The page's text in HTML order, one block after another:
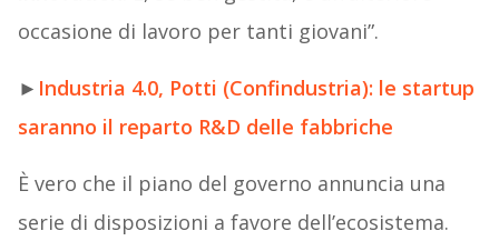
occasione di lavoro per tanti giovani”.
► Industria 4.0, Potti (Confindustria): le startup
saranno il reparto R&D delle fabbriche
È vero che il piano del governo annuncia una
serie di disposizioni a favore dell’ecosistema.